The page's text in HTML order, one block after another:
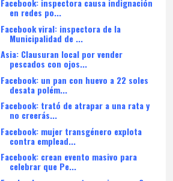
Facebook: inspectora causa indignación
en redes po...
Facebook viral: inspectora de la
Municipalidad de ...
Asia: Clausuran local por vender
pescados con ojos...
Facebook: un pan con huevo a 22 soles
desata polém...
Facebook: trató de atrapar a una rata y
no creerás...
Facebook: mujer transgénero explota
contra emplead...
Facebook: crean evento masivo para
celebrar que Pe...